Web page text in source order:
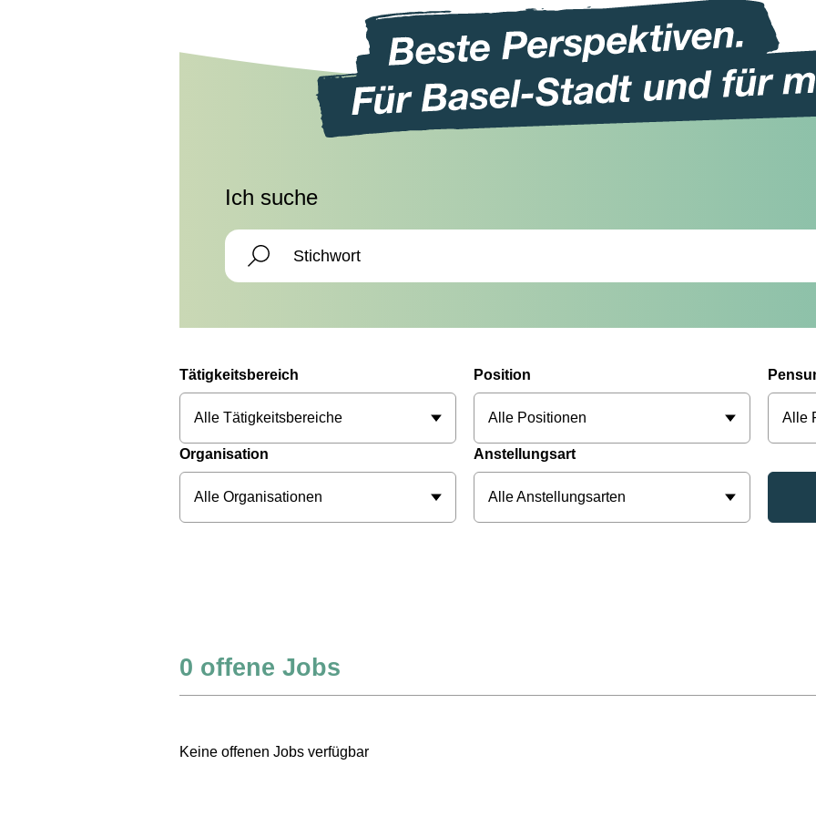
Ich suche
Tätigkeitsbereich
Alle Tätigkeitsbereiche
Position
Alle Positionen Alle
Organisation
Alle Organisationen
Anstellungsart
Alle Anstellungsarten
0 offene Jobs
Keine offenen Jobs verfügbar